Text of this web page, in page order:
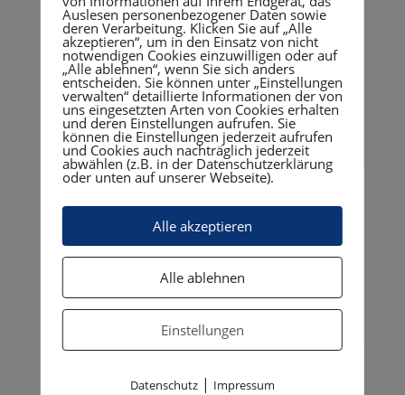
„Überlassen Sie nichts dem
Zufall, mit dem 360°
Managed Service werden
Fehler verhindert bevor Sie
entstehen“
wie wichtig einepermanent
funktionierende ITist. Somit bieten
wir stets ein umfangreiches Service-
und Leistungsangebot, genau auf
Ihre Anforderungen abgestimmt.
Auslesen personenbezogener Daten sowie
deren Verarbeitung. Klicken Sie auf „Alle
akzeptieren“, um in den Einsatz von nicht
notwendigen Cookies einzuwilligen oder auf
„Alle ablehnen“, wenn Sie sich anders
entscheiden. Sie können unter „Einstellungen
verwalten“ detaillierte Informationen der von
uns eingesetzten Arten von Cookies erhalten
und deren Einstellungen aufrufen. Sie
können die Einstellungen jederzeit aufrufen
und Cookies auch nachträglich jederzeit
abwählen (z.B. in der Datenschutzerklärung
oder unten auf unserer Webseite).
Alle akzeptieren
Alle ablehnen
Einstellungen
Datenschutz| Impressum